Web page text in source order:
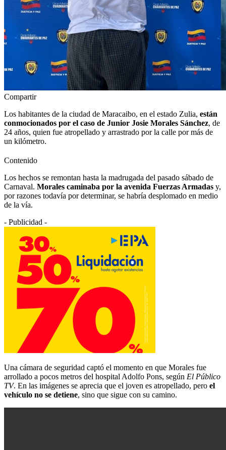
Compartir
Los habitantes de la ciudad de Maracaibo, en el estado Zulia, están
conmocionados por el caso de Junior Josie Morales Sánchez, de
24 años, quien fue atropellado y arrastrado por la calle por más de
un kilómetro.
Contenido
Los hechos se remontan hasta la madrugada del pasado sábado de
Carnaval. Morales caminaba por la avenida Fuerzas Armadas y,
por razones todavía por determinar, se habría desplomado en medio
de la vía.
- Publicidad -
Una cámara de seguridad captó el momento en que Morales fue
arrollado a pocos metros del hospital Adolfo Pons, según El Público
TV. En las imágenes se aprecia que el joven es atropellado, pero el
vehículo no se detiene, sino que sigue con su camino.